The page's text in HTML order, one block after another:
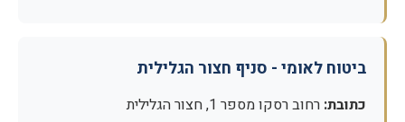
ביטוח לאומי - סניף חצור הגלילית
כתובת: רחוב רסקו מספר 1, חצור הגלילית